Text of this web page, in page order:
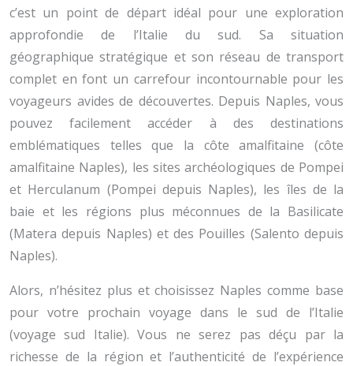
c’est un point de départ idéal pour une exploration
approfondie de l’Italie du sud. Sa situation
géographique stratégique et son réseau de transport
complet en font un carrefour incontournable pour les
voyageurs avides de découvertes. Depuis Naples, vous
pouvez facilement accéder à des destinations
emblématiques telles que la côte amalfitaine (côte
amalfitaine Naples), les sites archéologiques de Pompei
et Herculanum (Pompei depuis Naples), les îles de la
baie et les régions plus méconnues de la Basilicate
(Matera depuis Naples) et des Pouilles (Salento depuis
Naples).
Alors, n’hésitez plus et choisissez Naples comme base
pour votre prochain voyage dans le sud de l’Italie
(voyage sud Italie). Vous ne serez pas déçu par la
richesse de la région et l’authenticité de l’expérience